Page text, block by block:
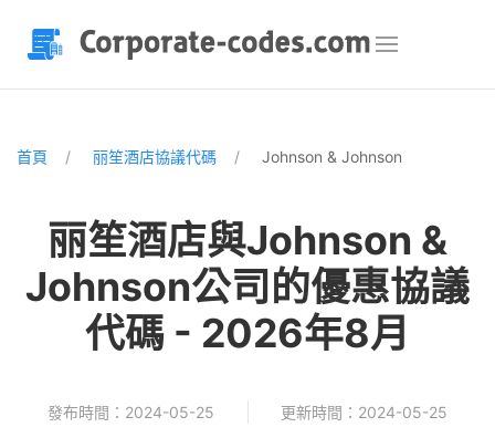
首頁 丽笙酒店協議代碼 Johnson & Johnson
丽笙酒店與Johnson &
Johnson公司的優惠協議
代碼 - 2026年8月
發布時間：2024-05-25 更新時間：2024-05-25